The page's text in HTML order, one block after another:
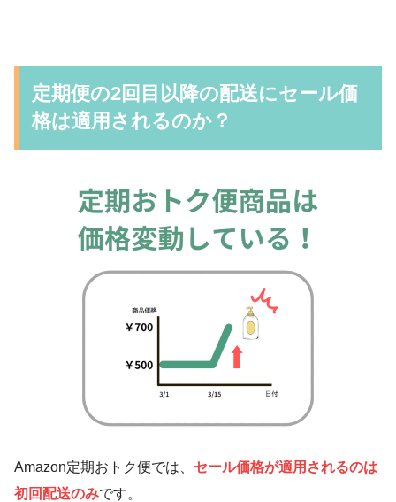
定期便の2回目以降の配送にセール価
格は適用されるのか？
Amazon定期おトク便では、 セール価格が適用されるのは
初回配送のみです。